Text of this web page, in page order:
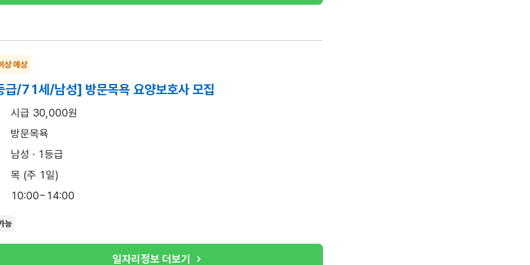
상 예상
/71세/남성] 방문목욕 요양보호사 모집
시급 30,000원
방문목욕
남성 · 1등급
목 (주 1일)
10:00~14:00
능
일자리정보 더보기